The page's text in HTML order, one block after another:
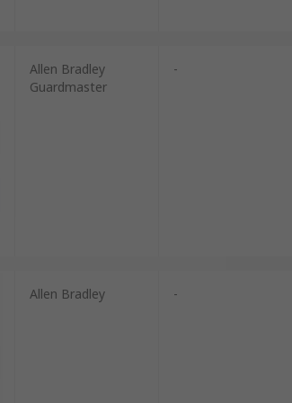
Allen Bradley
Guardmaster
-
Allen Bradley -